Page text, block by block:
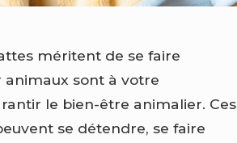
méritent de se faire
animaux sont à votre
le bien-être animalier. Ces
se détendre, se faire